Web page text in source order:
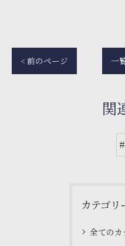
< 前のページ 一
関
カテゴリ
全てのカ